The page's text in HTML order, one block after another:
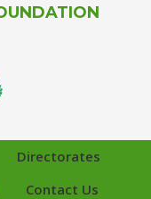
Directorates
Contact Us